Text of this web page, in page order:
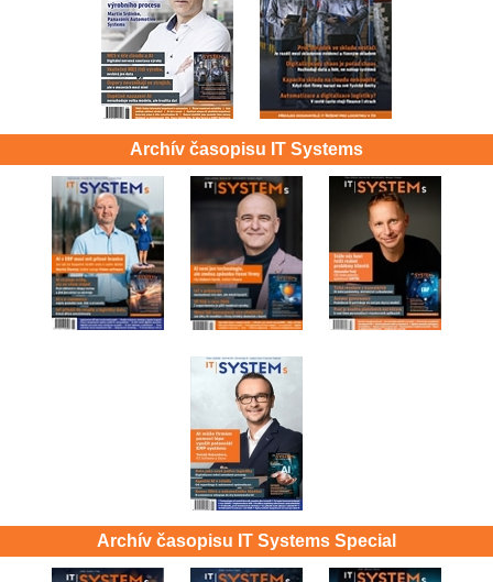
Archív časopisu IT Systems
Archív časopisu IT Systems Special